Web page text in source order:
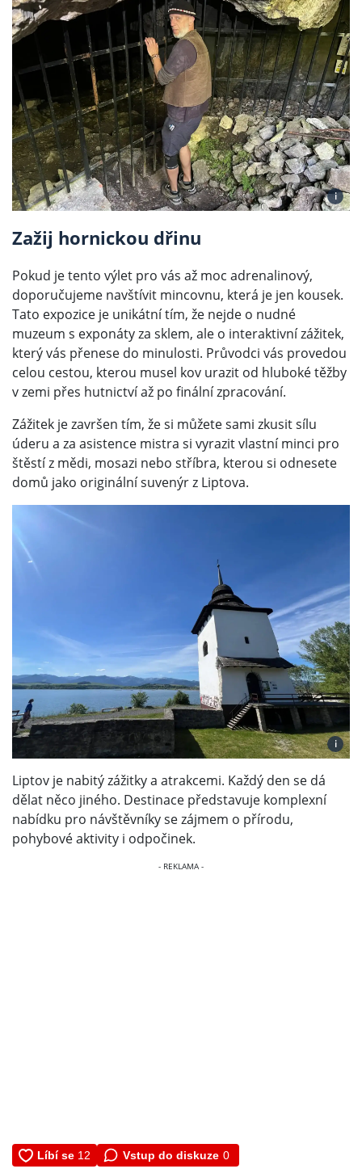
i
Zažij hornickou dřinu
Pokud je tento výlet pro vás až moc adrenalinový,
doporučujeme navštívit mincovnu, která je jen kousek.
Tato expozice je unikátní tím, že nejde o nudné
muzeum s exponáty za sklem, ale o interaktivní zážitek,
který vás přenese do minulosti. Průvodci vás provedou
celou cestou, kterou musel kov urazit od hluboké těžby
v zemi přes hutnictví až po finální zpracování.
Zážitek je završen tím, že si můžete sami zkusit sílu
úderu a za asistence mistra si vyrazit vlastní minci pro
štěstí z mědi, mosazi nebo stříbra, kterou si odnesete
domů jako originální suvenýr z Liptova.
i
Liptov je nabitý zážitky a atrakcemi. Každý den se dá
dělat něco jiného. Destinace představuje komplexní
nabídku pro návštěvníky se zájmem o přírodu,
pohybové aktivity i odpočinek.
Vstup do diskuze 0